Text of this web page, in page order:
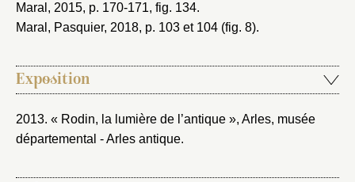
Maral, 2015, p. 170-171, fig. 134.
Maral, Pasquier, 2018, p. 103 et 104 (fig. 8).
Exposition
2013. « Rodin, la lumière de l’antique », Arles, musée
départemental - Arles antique.